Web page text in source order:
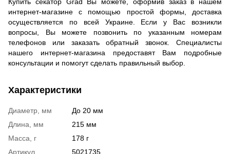
интернет-магазине с помощью простой формы, доставка
осуществляется по всей Украине. Если у Вас возникли
вопросы, Вы можете позвонить по указанным номерам
телефонов или заказать обратный звонок. Специалисты
нашего интернет-магазина предоставят Вам подробные
консультации и помогут сделать правильный выбор.
Характеристики
Диаметр, мм
До 20 мм
Длина, мм
215 мм
Масса, г
178 г
Артикул
5021735